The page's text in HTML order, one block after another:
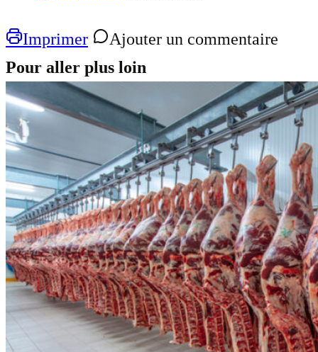
Imprimer
Ajouter un commentaire
Pour aller plus loin